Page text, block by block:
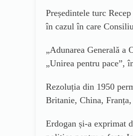
Președintele turc
în cazul în care
„Adunarea Generală a
„Unirea pentru pace”,
Rezoluția din 1950
Britanie, China,
Erdogan și-a exprimat